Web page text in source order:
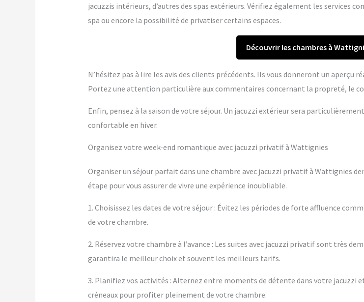
jacuzzis intérieurs, d’autres des spas extérieurs. Vérifiez également les services
spa ou encore la possibilité de privatiser certains espaces.
Découvrir les chambres à
N’hésitez pas à lire les avis des clients précédents. Ils vous donneront un aperçu
Portez une attention particulière aux commentaires concernant la propreté, le
Enfin, pensez à la saison de votre séjour. Un jacuzzi extérieur sera
confortable en hiver.
Organisez votre week-end romantique avec jacuzzi privatif à Wattignies
Organiser un séjour parfait dans une chambre avec jacuzzi privatif à Wattignies
étape pour vous assurer de vivre une expérience inoubliable.
1. Choisissez les dates de votre séjour : Évitez les périodes de forte affluence
de votre chambre.
2. Réservez votre chambre à l’avance : Les suites avec jacuzzi privatif sont très
garantira le meilleur choix et souvent les meilleurs tarifs.
3. Planifiez vos activités : Alternez entre moments de détente dans votre jacuzzi
créneaux pour profiter pleinement de votre chambre.